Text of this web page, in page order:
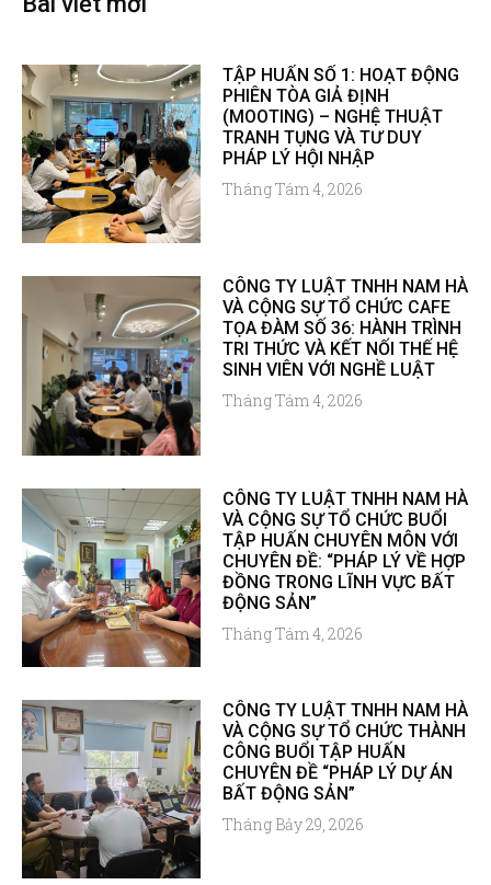
TẬP HUẤN SỐ 1: HOẠT ĐỘNG
PHIÊN TÒA GIẢ ĐỊNH
(MOOTING) – NGHỆ THUẬT
TRANH TỤNG VÀ TƯ DUY
PHÁP LÝ HỘI NHẬP
Tháng Tám 4, 2026
CÔNG TY LUẬT TNHH NAM HÀ
VÀ CỘNG SỰ TỔ CHỨC CAFE
TỌA ĐÀM SỐ 36: HÀNH TRÌNH
TRI THỨC VÀ KẾT NỐI THẾ HỆ
SINH VIÊN VỚI NGHỀ LUẬT
Tháng Tám 4, 2026
CÔNG TY LUẬT TNHH NAM HÀ
VÀ CỘNG SỰ TỔ CHỨC BUỔI
TẬP HUẤN CHUYÊN MÔN VỚI
CHUYÊN ĐỀ: “PHÁP LÝ VỀ HỢP
ĐỒNG TRONG LĨNH VỰC BẤT
ĐỘNG SẢN”
Tháng Tám 4, 2026
CÔNG TY LUẬT TNHH NAM HÀ
VÀ CỘNG SỰ TỔ CHỨC THÀNH
CÔNG BUỔI TẬP HUẤN
CHUYÊN ĐỀ “PHÁP LÝ DỰ ÁN
BẤT ĐỘNG SẢN”
Tháng Bảy 29, 2026